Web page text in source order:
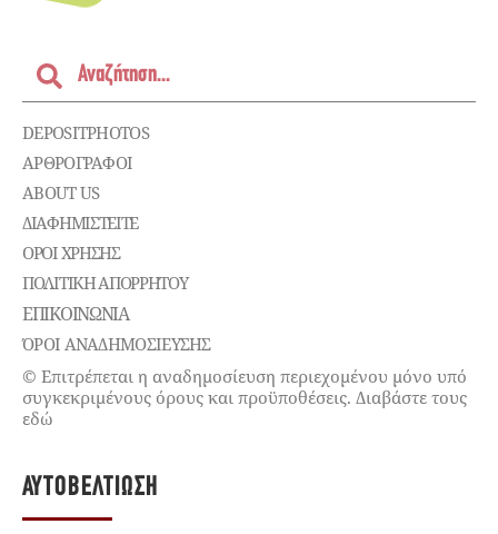
DEPOSITPHOTOS
ΑΡΘΡΟΓΡΑΦΟΙ
ABOUT US
ΔΙΑΦΗΜΙΣΤΕΊΤΕ
ΌΡΟΙ ΧΡΉΣΗΣ
ΠΟΛΙΤΙΚΉ ΑΠΟΡΡΉΤΟΥ
ΕΠΙΚΟΙΝΩΝΊΑ
ΌΡΟΙ ΑΝΑΔΗΜΟΣΙΕΥΣΗΣ
© Επιτρέπεται η αναδημοσίευση περιεχομένου μόνο υπό
συγκεκριμένους όρους και προϋποθέσεις. Διαβάστε τους
εδώ
ΑΥΤΟΒΕΛΤΊΩΣΗ